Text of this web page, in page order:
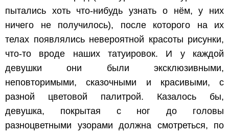
пытались хоть что-нибудь узнать о нём, у них
ничего не получилось), после которого на их
телах появлялись невероятной красоты рисунки,
что-то вроде наших татуировок. И у каждой
девушки они были эксклюзивными,
неповторимыми, сказочными и красивыми, с
разной цветовой палитрой. Казалось бы,
девушка, покрытая с ног до головы
разноцветными узорами должна смотреться, по